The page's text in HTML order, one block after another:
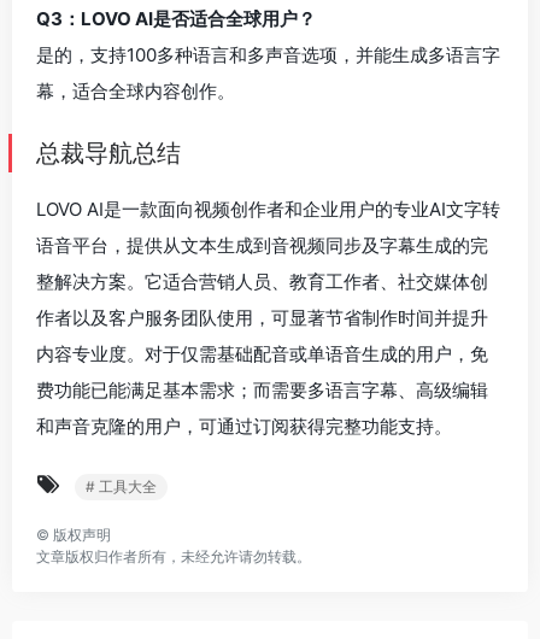
Q3：LOVO AI是否适合全球用户？
是的，支持100多种语言和多声音选项，并能生成多语言字
幕，适合全球内容创作。
总裁导航总结
LOVO AI是一款面向视频创作者和企业用户的专业AI文字转
语音平台，提供从文本生成到音视频同步及字幕生成的完
整解决方案。它适合营销人员、教育工作者、社交媒体创
作者以及客户服务团队使用，可显著节省制作时间并提升
内容专业度。对于仅需基础配音或单语音生成的用户，免
费功能已能满足基本需求；而需要多语言字幕、高级编辑
和声音克隆的用户，可通过订阅获得完整功能支持。
# 工具大全
© 版权声明
文章版权归作者所有，未经允许请勿转载。